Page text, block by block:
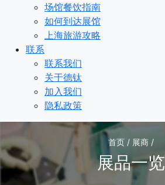
场馆餐饮指南
如何到达展馆
上海旅游攻略
联系
联系我们
关于德钛
加入我们
隐私政策
首页 / 展商 /
展品一览